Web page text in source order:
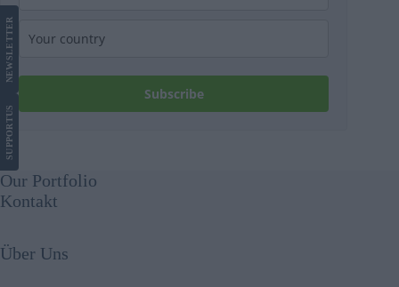
Subscribe
SUPPORT
US
NEWS
LETTER
Our Portfolio
Kontakt
Über Uns